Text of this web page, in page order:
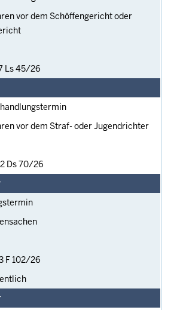
vor dem Schöffengericht oder
Ls 45/26
vor dem Straf- oder Jugendrichter
Ds 70/26
F 102/26